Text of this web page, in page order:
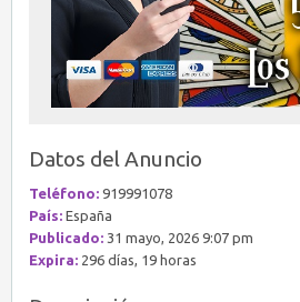
Datos del Anuncio
Teléfono: 919991078
País: España
Publicado: 31 mayo, 2026 9:07 pm
Expira: 296 días, 19 horas